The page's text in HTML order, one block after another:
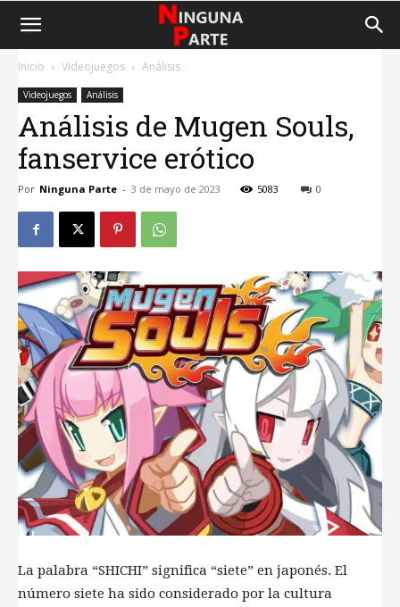
Inicio Videojuegos Análisis
Videojuegos Análisis
Análisis de Mugen Souls,
fanservice erótico
Por Ninguna Parte - 3 de mayo de 2023 5083 0
La palabra “SHICHI” significa “siete” en japonés. El
número siete ha sido considerado por la cultura